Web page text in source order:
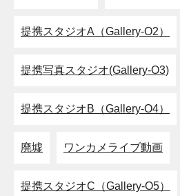
提携スタジオA（Gallery-O2）
提携写真スタジオ(Gallery-O3)
提携スタジオB（Gallery-O4）
廃墟 ワンカメライブ動画
提携スタジオC（Gallery-O5）